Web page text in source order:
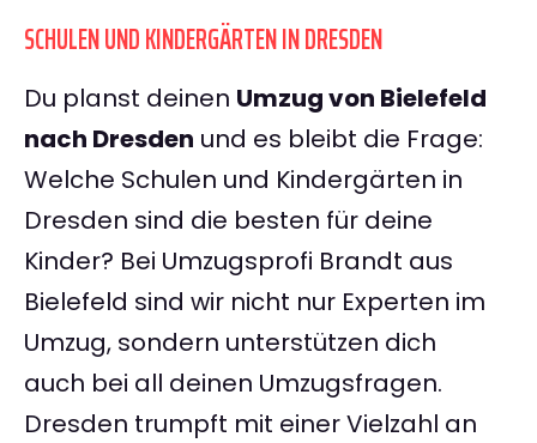
SCHULEN UND KINDERGÄRTEN IN DRESDEN
Du planst deinen Umzug von Bielefeld
nach Dresden und es bleibt die Frage:
Welche Schulen und Kindergärten in
Dresden sind die besten für deine
Kinder? Bei Umzugsprofi Brandt aus
Bielefeld sind wir nicht nur Experten im
Umzug, sondern unterstützen dich
auch bei all deinen Umzugsfragen.
Dresden trumpft mit einer Vielzahl an